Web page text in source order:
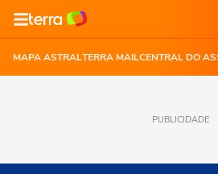
MAPA ASTRALTERRA MAILCENTRAL DO
PUBLICIDADE